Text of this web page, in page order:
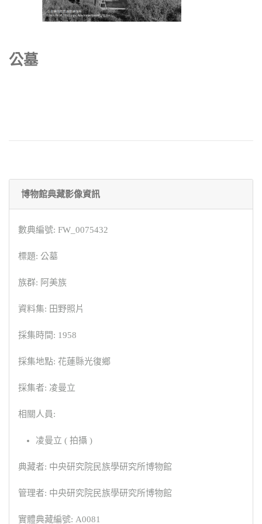
公墓
博物館典藏影像資訊
數典編號: FW_0075432
標題: 公墓
族群: 阿美族
資料集: 田野照片
採集時間: 1958
採集地點: 花蓮縣光復鄉
採集者: 凌曼立
相關人員:
凌曼立 ( 拍攝 )
典藏者: 中央研究院民族學研究所博物館
管理者: 中央研究院民族學研究所博物館
實體典藏編號: A0081